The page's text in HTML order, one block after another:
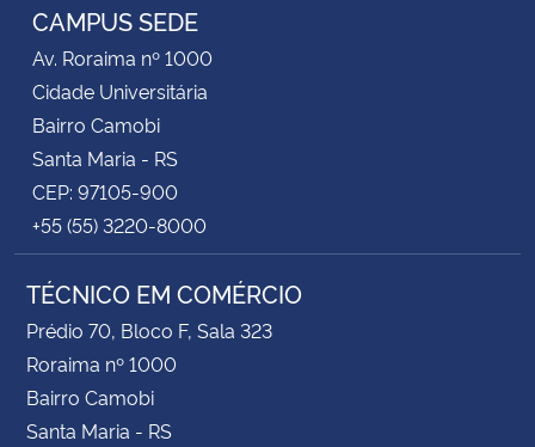
CAMPUS SEDE
Av. Roraima nº 1000
Cidade Universitária
Bairro Camobi
Santa Maria - RS
CEP: 97105-900
+55 (55) 3220-8000
TÉCNICO EM COMÉRCIO
Prédio 70, Bloco F, Sala 323
Roraima nº 1000
Bairro Camobi
Santa Maria - RS